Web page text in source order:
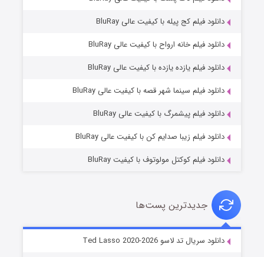
خاندان اژدها فصل ۳
دانلود فیلم کج‌ پیله با کیفیت عالی BluRay
دانلود فیلم خانه ارواح با کیفیت عالی BluRay
دانلود فیلم یازده یازده با کیفیت عالی BluRay
دانلود فیلم سینما شهر قصه با کیفیت عالی BluRay
دانلود فیلم پیشمرگ با کیفیت عالی BluRay
دانلود فیلم زیبا صدایم کن با کیفیت عالی BluRay
دانلود فیلم کوکتل مولوتوف با کیفیت BluRay
جدیدترین پست‌ها
دانلود سریال تد لاسو Ted Lasso 2020-2026